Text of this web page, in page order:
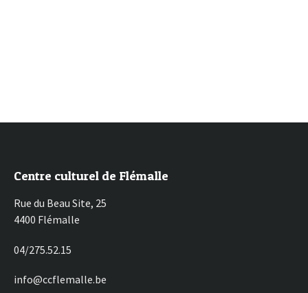
Centre culturel de Flémalle
Rue du Beau Site, 25
4400 Flémalle
04/275.52.15
info@ccflemalle.be